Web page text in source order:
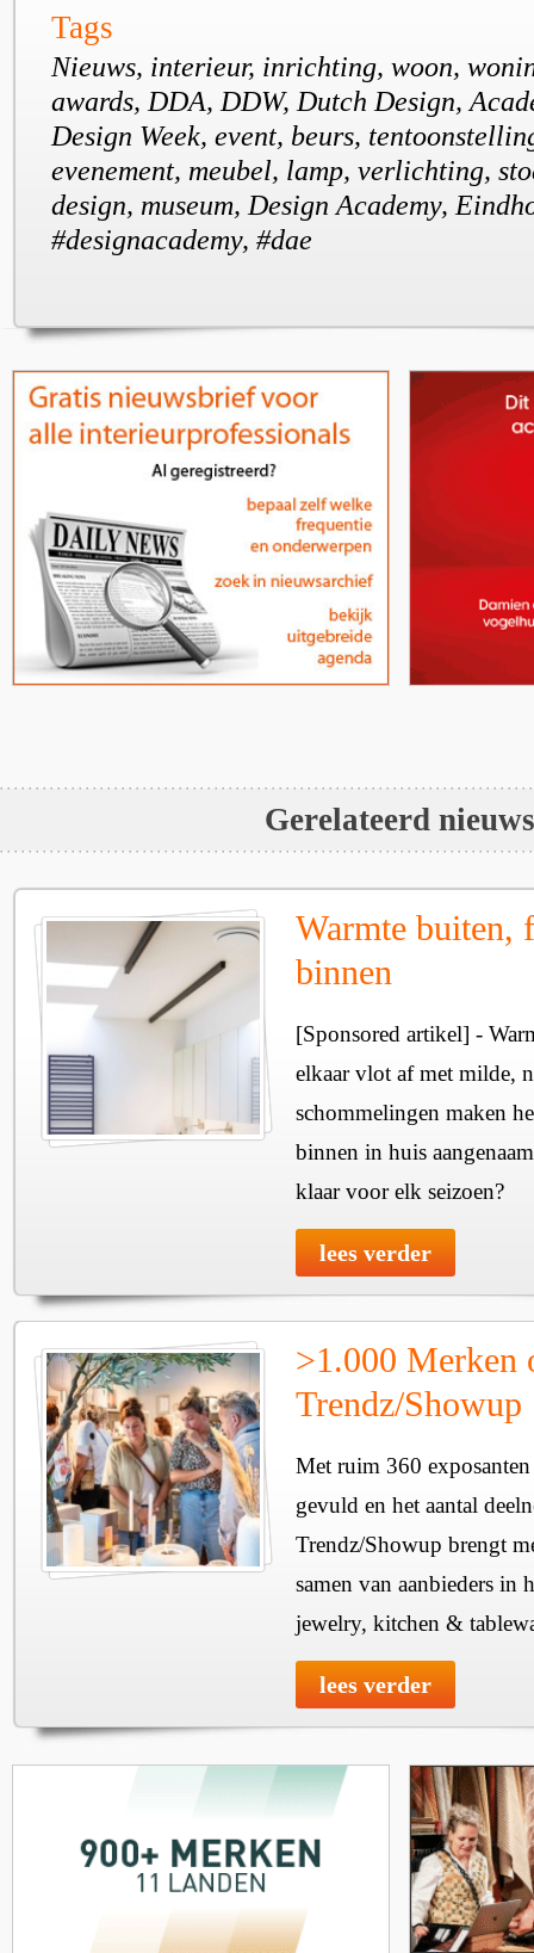
Tags
Nieuws, interieur, inrichting, woon,
awards, DDA, DDW, Dutch Design,
Design Week, event, beurs,
evenement, meubel, lamp, verlichting,
design, museum, Design Academy,
#designacademy, #dae
Gerelateerd nieuws
Warmte buiten,
binnen
[Sponsored artikel] -
elkaar vlot af met milde,
schommelingen maken
binnen in huis
klaar voor elk seizoen?
lees verder
>1.000 Merken
Trendz/Showup
Met ruim 360
gevuld en het aantal
Trendz/Showup brengt
samen van aanbieders in
jewelry, kitchen &
lees verder